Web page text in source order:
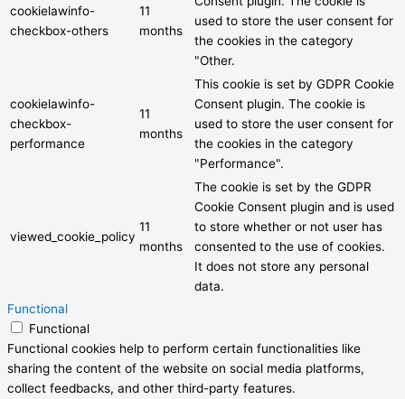
cookielawinfo-
checkbox-others
11
months
used to store the user consent for
the cookies in the category
"Other.
cookielawinfo-
checkbox-
performance
11
months
This cookie is set by GDPR Cookie
Consent plugin. The cookie is
used to store the user consent for
the cookies in the category
"Performance".
viewed_cookie_policy
11
months
The cookie is set by the GDPR
Cookie Consent plugin and is used
to store whether or not user has
consented to the use of cookies.
It does not store any personal
data.
Functional
Functional
Functional cookies help to perform certain functionalities like
sharing the content of the website on social media platforms,
collect feedbacks, and other third-party features.